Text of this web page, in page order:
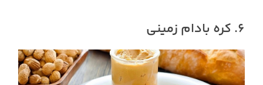
6. کره بادام زمینی